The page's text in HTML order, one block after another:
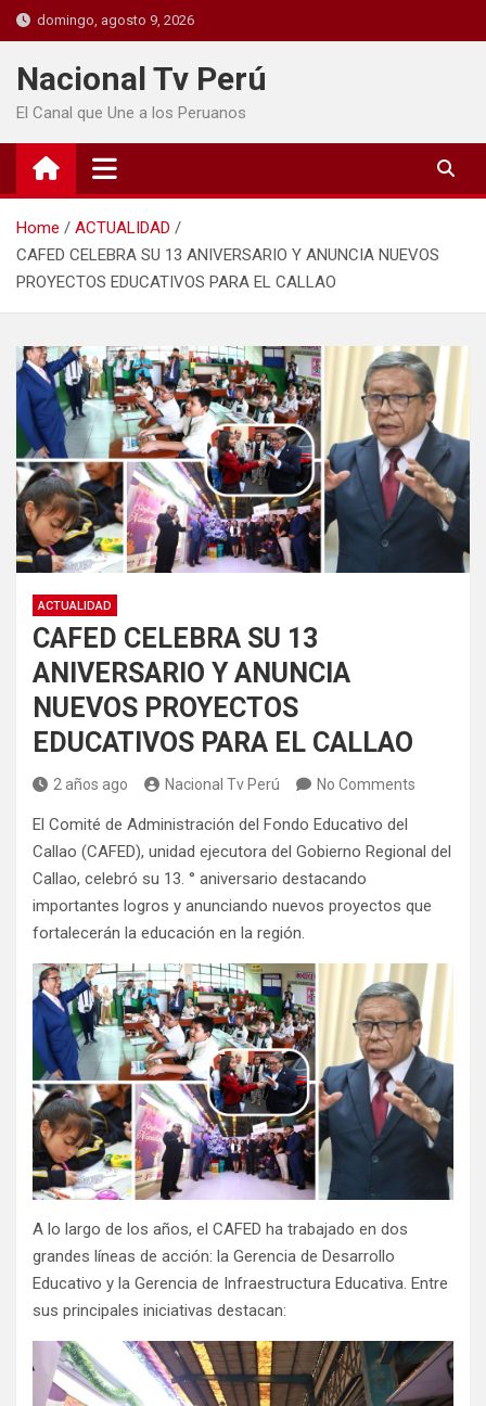
domingo, agosto 9, 2026
Nacional Tv Perú
El Canal que Une a los Peruanos
Home
ACTUALIDAD
CAFED CELEBRA SU 13 ANIVERSARIO Y ANUNCIA NUEVOS
PROYECTOS EDUCATIVOS PARA EL CALLAO
ACTUALIDAD
CAFED CELEBRA SU 13
ANIVERSARIO Y ANUNCIA
NUEVOS PROYECTOS
EDUCATIVOS PARA EL CALLAO
2 años ago Nacional Tv Perú No Comments
El Comité de Administración del Fondo Educativo del
Callao (CAFED), unidad ejecutora del Gobierno Regional del
Callao, celebró su 13. ° aniversario destacando
importantes logros y anunciando nuevos proyectos que
fortalecerán la educación en la región.
A lo largo de los años, el CAFED ha trabajado en dos
grandes líneas de acción: la Gerencia de Desarrollo
Educativo y la Gerencia de Infraestructura Educativa. Entre
sus principales iniciativas destacan: